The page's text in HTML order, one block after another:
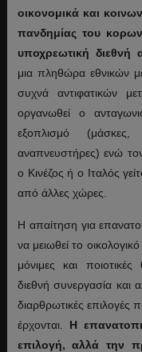
οικονομικά και
πανδημίας του
υποχρεωτική διεθνή
μια πληθώρα εθνικών
συχνά αντιφατικών
οργανωθεί ο
εξοπλισμό
αναπνευστήρες) ενώ
ο Κινέζος ή ο Ιταλός
από άλλες χώρες.
Η απαίτηση για
να μειωθεί το
μόνιμες και
διεθνή συνεργασία και
διαρθρωτικές επιλογές
έρχονται. Η
επιλογή, αλλά την